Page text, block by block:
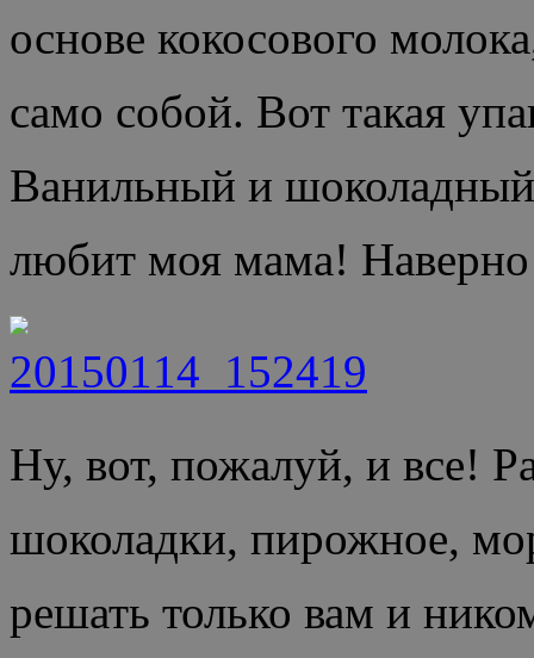
основе кокосового
само собой. Вот такая
Ванильный и
любит моя мама! Наверно
Ну, вот, пожалуй, и все!
шоколадки, пирожное,
решать только вам и